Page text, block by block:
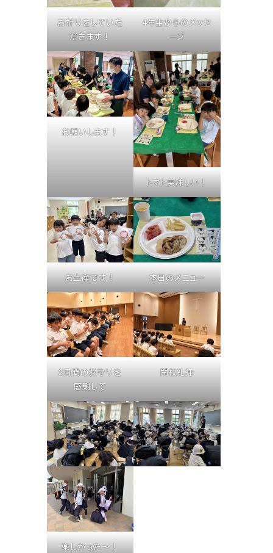
お祈りをしていた
だきます！
4年生からのメッセ
ージ
お願いします！
トマト美味しい！
お土産です！ 本日のメニュー
2日間のお守りを
感謝して
閉校礼拝
楽しかった〜！